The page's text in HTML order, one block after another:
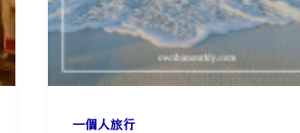
一個人旅行